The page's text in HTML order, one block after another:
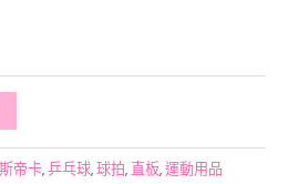
帝卡,乒乓球,球拍, 直板,運動用品